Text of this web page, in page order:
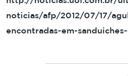
noticias/afp/2012/07/17/
encontradas-em-